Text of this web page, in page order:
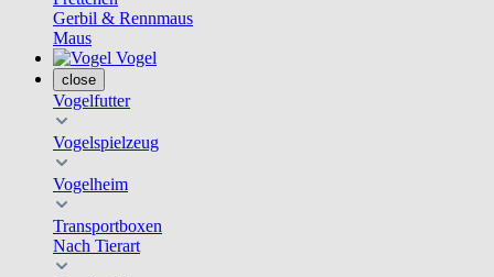
Gerbil & Rennmaus
Maus
Vogel
close
Vogelfutter
Vogelspielzeug
Vogelheim
Transportboxen
Nach Tierart